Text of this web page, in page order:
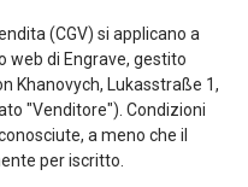
(CGV) si applicano a
web di Engrave, gestito
Khanovych, Lukasstraße 1,
"Venditore"). Condizioni
a meno che il
per iscritto.